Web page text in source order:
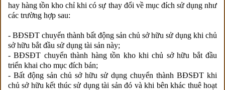
hay hàng tồn kho chỉ khi có sự thay đổi về mục đích sử dụng như
các trường hợp sau:
- BĐSĐT chuyển thành bất động sản chủ sở hữu sử dụng khi chủ
sở hữu bắt đầu sử dụng tài sản này;
- BĐSĐT chuyển thành hàng tồn kho khi chủ sở hữu bắt đầu
triển khai cho mục đích bán;
- Bất động sản chủ sở hữu sử dụng chuyển thành BĐSĐT khi
chủ sở hữu kết thúc sử dụng tài sản đó và khi bên khác thuê hoạt